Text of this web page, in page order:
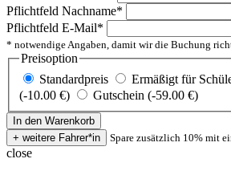
Pflichtfeld Nachname*
Pflichtfeld E-Mail*
* notwendige Angaben, damit wir die Buchung
Preisoption
Standardpreis
Ermäßigt für
(-10.00 €)
Gutschein (-59.00 €)
Spare zusätzlich 10% mit
close